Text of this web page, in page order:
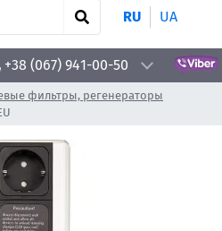
RU UA
+38 (067) 941-00-50
фильтры, регенераторы